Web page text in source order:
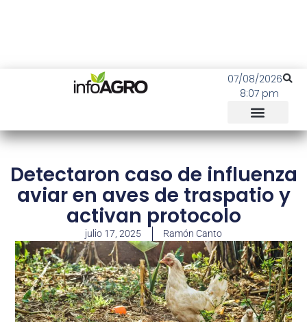
07/08/2026
8:07 pm
Detectaron caso de influenza
aviar en aves de traspatio y
activan protocolo
julio 17, 2025 Ramón Canto